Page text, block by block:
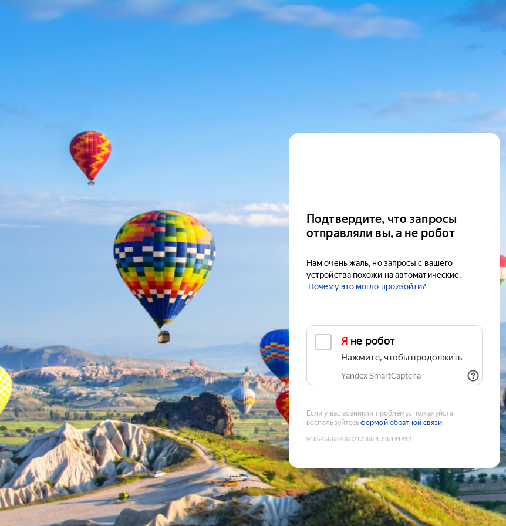
Подтвердите, что запросы
отправляли вы, а не робот
Нам очень жаль, но запросы с вашего
устройства похожи на автоматические.
Почему это могло произойти?
Я не робот
Нажмите, чтобы продолжить
Yandex SmartCaptcha
Если у вас возникли проблемы, пожалуйста,
воспользуйтесьформой обратной связи
9185456687868217368:1786141412